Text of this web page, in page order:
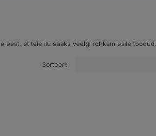
eest, et teie ilu saaks veelgi rohkem esile toodud.
Sorteeri: